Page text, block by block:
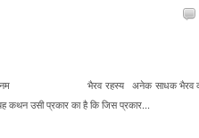
नम भैरव रहस्य अनेक साधक भैरव
कथन उसी प्रकार का है कि जिस प्रकार...